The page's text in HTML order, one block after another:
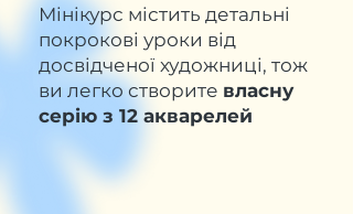
Мінікурс містить детальні
покрокові уроки від
досвідченої художниці, тож
ви легко створите власну
серію з 12 акварелей